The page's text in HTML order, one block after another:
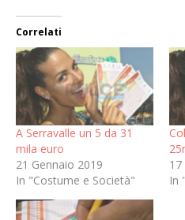
Correlati
A Serravalle un 5 da 31
mila euro
21 Gennaio 2019
In "Costume e Società"
In